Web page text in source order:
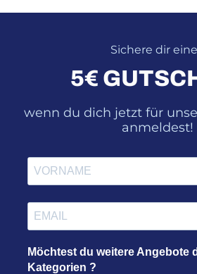
Sichere dir
5€
wenn du dich jetzt für
anmeldest!
Möchtest du weitere Angebote
Kategorien ?